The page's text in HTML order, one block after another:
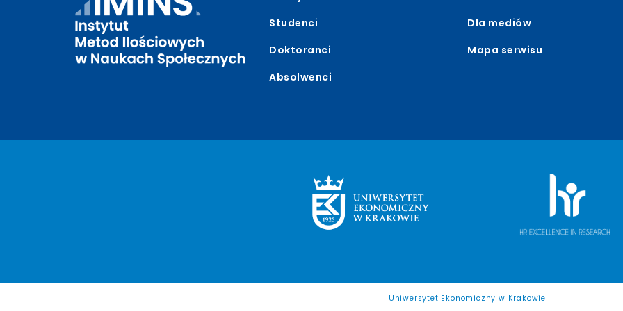
Studenci
Doktoranci
Absolwenci
Dla mediów
Mapa serwisu
Uniwersytet Ekonomiczny w Krakowie